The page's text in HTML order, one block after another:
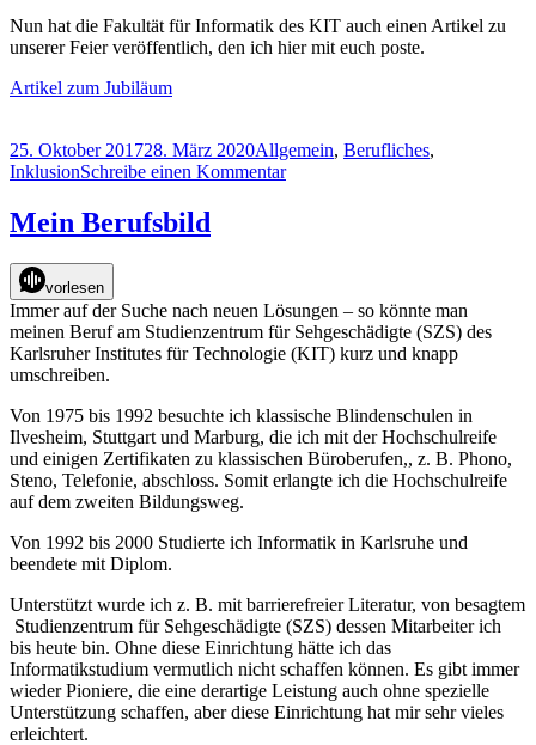
Nun hat die Fakultät für Informatik des KIT auch einen Artikel zu
unserer Feier veröffentlich, den ich hier mit euch poste.
Artikel zum Jubiläum
Veröffentlicht
am
25. Oktober 201728. März 2020Kategorien
Allgemein, Berufliches,
InklusionSchreibe einen Kommentarzu
in
Karlsruhe
Mein Berufsbild
vorlesen
Immer auf der Suche nach neuen Lösungen – so könnte man
meinen Beruf am Studienzentrum für Sehgeschädigte (SZS) des
Karlsruher Institutes für Technologie (KIT) kurz und knapp
umschreiben.
Von 1975 bis 1992 besuchte ich klassische Blindenschulen in
Ilvesheim, Stuttgart und Marburg, die ich mit der Hochschulreife
und einigen Zertifikaten zu klassischen Büroberufen,, z. B. Phono,
Steno, Telefonie, abschloss. Somit erlangte ich die Hochschulreife
auf dem zweiten Bildungsweg.
Von 1992 bis 2000 Studierte ich Informatik in Karlsruhe und
beendete mit Diplom.
Unterstützt wurde ich z. B. mit barrierefreier Literatur, von besagtem
Studienzentrum für Sehgeschädigte (SZS) dessen Mitarbeiter ich
bis heute bin. Ohne diese Einrichtung hätte ich das
Informatikstudium vermutlich nicht schaffen können. Es gibt immer
wieder Pioniere, die eine derartige Leistung auch ohne spezielle
Unterstützung schaffen, aber diese Einrichtung hat mir sehr vieles
erleichtert.